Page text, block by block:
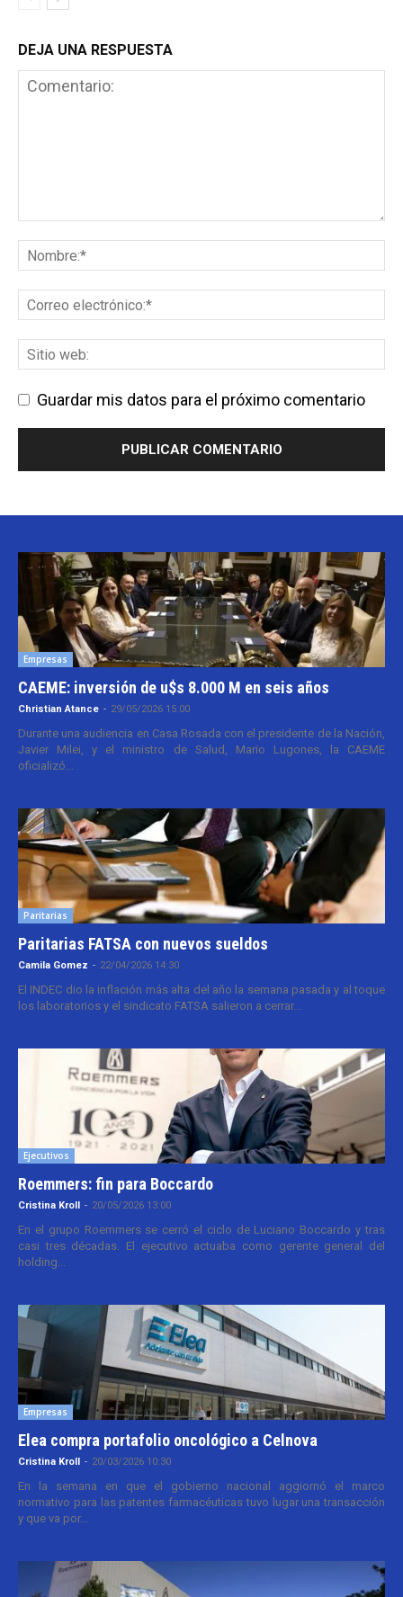
DEJA UNA RESPUESTA
Guardar mis datos para el próximo comentario
Empresas
CAEME: inversión de u$s 8.000 M en seis años
Christian Atance - 29/05/2026 15:00
Durante una audiencia en Casa Rosada con el presidente de la Nación,
Javier Milei, y el ministro de Salud, Mario Lugones, la CAEME
oficializó...
Paritarias
Paritarias FATSA con nuevos sueldos
Camila Gomez - 22/04/2026 14:30
El INDEC dio la inflación más alta del año la semana pasada y al toque
los laboratorios y el sindicato FATSA salieron a cerrar...
Ejecutivos
Roemmers: fin para Boccardo
Cristina Kroll - 20/05/2026 13:00
En el grupo Roemmers se cerró el ciclo de Luciano Boccardo y tras
casi tres décadas. El ejecutivo actuaba como gerente general del
holding...
Empresas
Elea compra portafolio oncológico a Celnova
Cristina Kroll - 20/03/2026 10:30
En la semana en que el gobierno nacional aggiornó el marco
normativo para las patentes farmacéuticas tuvo lugar una transacción
y que va por...